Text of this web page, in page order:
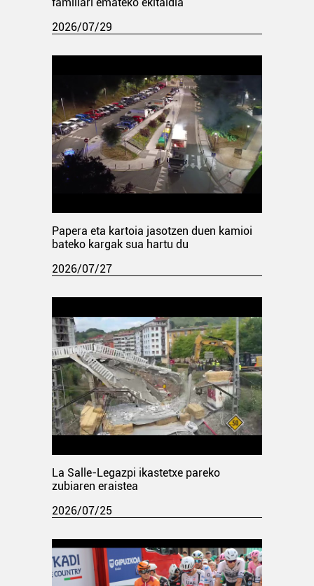
2026/07/29
Papera eta kartoia jasotzen duen kamioi
bateko kargak sua hartu du
2026/07/27
La Salle-Legazpi ikastetxe pareko
zubiaren eraistea
2026/07/25